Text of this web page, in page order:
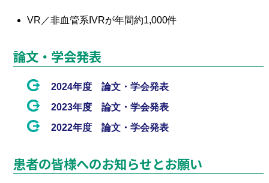
VR／非血管系IVRが年間約1,000件
論文・学会発表
2024年度 論文・学会発表
2023年度 論文・学会発表
2022年度 論文・学会発表
患者の皆様へのお知らせとお願い